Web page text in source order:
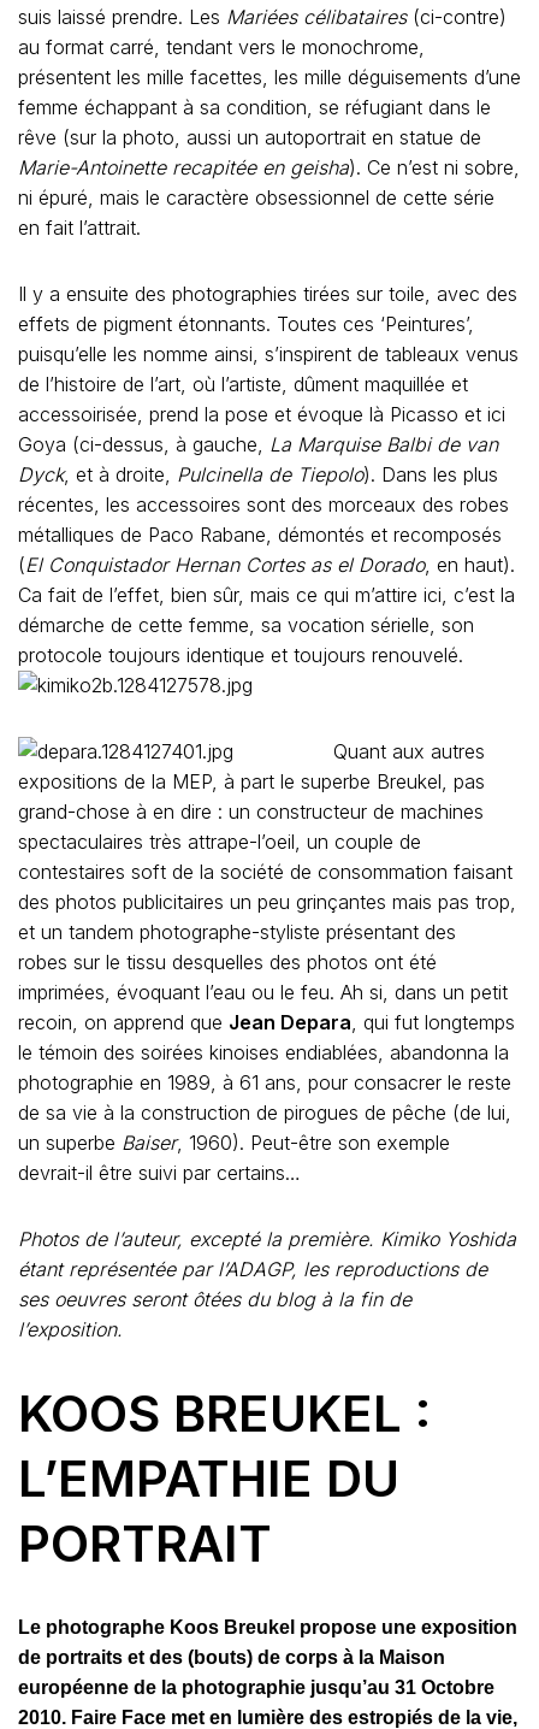
suis laissé prendre. Les Mariées célibataires(ci-contre)
au format carré, tendant vers le monochrome,
présentent les mille facettes, les mille déguisements d’une
femme échappant à sa condition, se réfugiant dans le
rêve (sur la photo, aussi un autoportrait en statue de
Marie-Antoinette recapitée en geisha). Ce n’est ni sobre,
ni épuré, mais le caractère obsessionnel de cette série
en fait l’attrait.
Il y a ensuite des photographies tirées sur toile, avec des
effets de pigment étonnants. Toutes ces ‘Peintures’,
puisqu’elle les nomme ainsi, s’inspirent de tableaux venus
de l’histoire de l’art, où l’artiste, dûment maquillée et
accessoirisée, prend la pose et évoque là Picasso et ici
Goya (ci-dessus, à gauche, La Marquise Balbi de van
Dyck, et à droite, Pulcinella de Tiepolo). Dans les plus
récentes, les accessoires sont des morceaux des robes
métalliques de Paco Rabane, démontés et recomposés
(El Conquistador Hernan Cortes as el Dorado, en haut).
Ca fait de l’effet, bien sûr, mais ce qui m’attire ici, c’est la
démarche de cette femme, sa vocation sérielle, son
protocole toujours identique et toujours renouvelé.
Quant aux autres
expositions de la MEP, à part le superbe Breukel, pas
grand-chose à en dire : un constructeur de machines
spectaculaires très attrape-l’oeil, un couple de
contestaires soft de la société de consommation faisant
des photos publicitaires un peu grinçantes mais pas trop,
et un tandem photographe-styliste présentant des
robes sur le tissu desquelles des photos ont été
imprimées, évoquant l’eau ou le feu. Ah si, dans un petit
recoin, on apprend que Jean Depara, qui fut longtemps
le témoin des soirées kinoises endiablées, abandonna la
photographie en 1989, à 61 ans, pour consacrer le reste
de sa vie à la construction de pirogues de pêche (de lui,
un superbe Baiser, 1960). Peut-être son exemple
devrait-il être suivi par certains…
Photos de l’auteur, excepté la première. Kimiko Yoshida
étant représentée par l’ADAGP, les reproductions de
ses oeuvres seront ôtées du blog à la fin de
l’exposition.
KOOS BREUKEL :
L’EMPATHIE DU
PORTRAIT
Le photographe Koos Breukel propose une exposition
de portraits et des (bouts) de corps à la Maison
européenne de la photographie jusqu’au 31 Octobre
2010. Faire Face met en lumière des estropiés de la vie,